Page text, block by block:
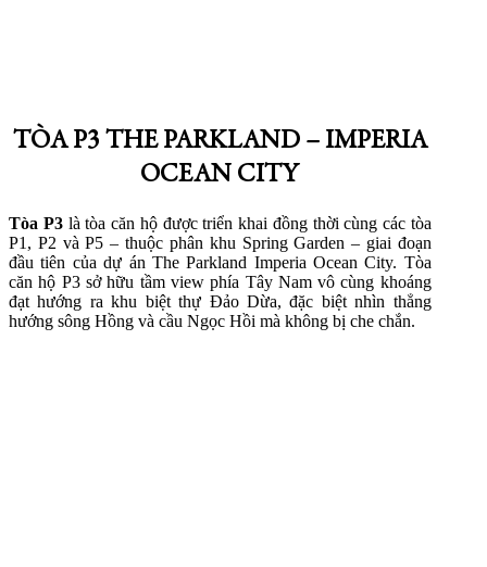
TÒA P3 THE PARKLAND – IMPERIA
OCEAN CITY
Tòa P3 là tòa căn hộ được triển khai đồng thời cùng các tòa
P1, P2 và P5 – thuộc phân khu Spring Garden – giai đoạn
đầu tiên của dự án The Parkland Imperia Ocean City. Tòa
căn hộ P3 sở hữu tầm view phía Tây Nam vô cùng khoáng
đạt hướng ra khu biệt thự Đảo Dừa, đặc biệt nhìn thẳng
hướng sông Hồng và cầu Ngọc Hồi mà không bị che chắn.